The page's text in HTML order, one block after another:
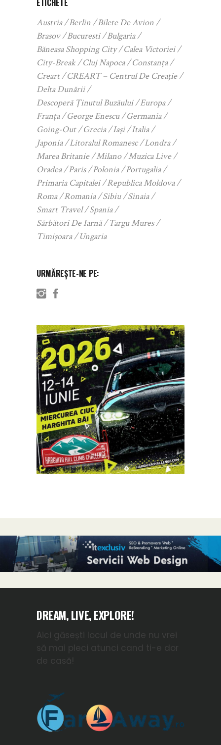
ETICHETE
Austria Berlin
Bilete De Avion
Brasov
Bucuresti
Bulgaria
Băneasa Shopping City
Calea Victoriei
City-Break
Cluj Napoca
Constanța
Creart
CREART – Centrul De Creație
Delta Dunării
Descoperă Ținutul Buzăului
Europa
Franța
George Enescu
Germania
Going-Out
Grecia Iași
Italia
Japonia
Litoralul Romanesc
Londra
Marea Britanie
Milano
Muzica Live
Oradea
Paris Polonia
Portugalia
Primaria Capitalei
Republica Moldova
Roma
Romania Sibiu
Sinaia
Smart Travel
Spania
Sărbători De Iarnă
Targu Mures
Timișoara
Ungaria
URMĂREȘTE-NE PE:
DREAM, LIVE, EXPLORE!
Aici găsești locul de unde nu vrei
să mai pleci atunci cand ti-e dor
de casă!